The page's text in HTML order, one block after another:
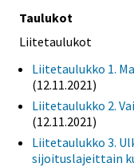
Taulukot
Liitetaulukot
Liitetaulukko 1.
(12.11.2021)
Liitetaulukko 2.
(12.11.2021)
Liitetaulukko 3.
sijoituslajeittain